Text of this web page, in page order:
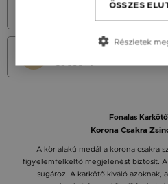
Sárga arany 9K
36 900 Ft
Fonalas
Korona Csakra
A kör alakú medál a korona csakra
figyelemfelkeltő megjelenést biztosít.
sugároz. A karkötő kiváló azoknak,
ÖSSZES
Részletek